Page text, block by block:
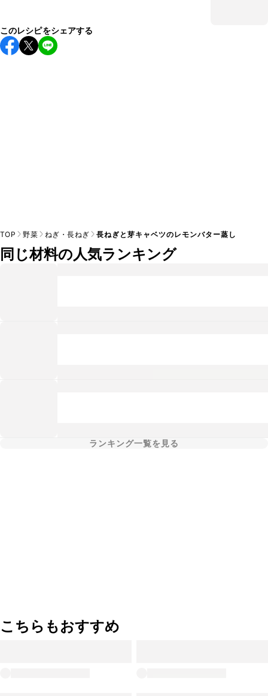
このレシピをシェアする
TOP 野菜 ねぎ・長ねぎ 長ねぎと芽キャベツのレモンバター蒸し
同じ材料の人気ランキング
ランキング一覧を見る
こちらもおすすめ